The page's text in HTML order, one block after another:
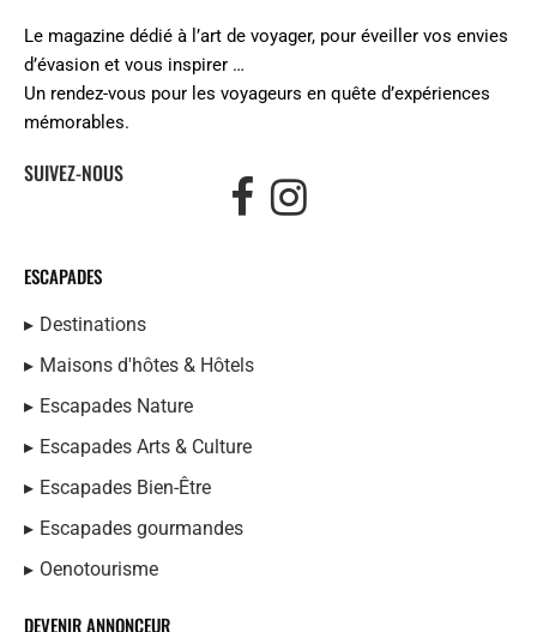
Le magazine dédié à l’art de voyager, pour éveiller vos envies
d’évasion et vous inspirer …
Un rendez-vous pour les voyageurs en quête d’expériences
mémorables.
SUIVEZ-NOUS
ESCAPADES
Destinations
Maisons d'hôtes & Hôtels
Escapades Nature
Escapades Arts & Culture
Escapades Bien-Être
Escapades gourmandes
Oenotourisme
DEVENIR ANNONCEUR